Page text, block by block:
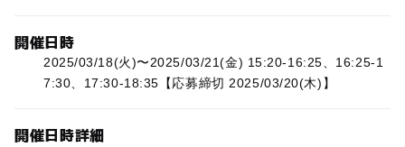
開催日時
2025/03/18(火)〜2025/03/21(金) 15:20-16:25、16:25-1
7:30、17:30-18:35【応募締切 2025/03/20(木)】
開催日時詳細